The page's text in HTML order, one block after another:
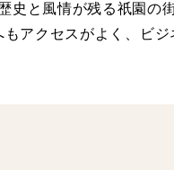
史と風情が残る祇園の
アクセスがよく、ビ